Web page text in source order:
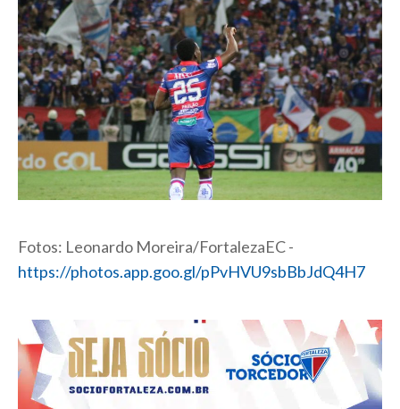
Fotos: Leonardo Moreira/FortalezaEC -
https://photos.app.goo.gl/pPvHVU9sbBbJdQ4H7